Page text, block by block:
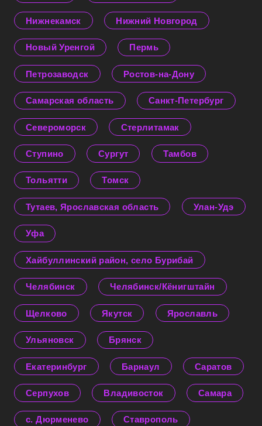
Нижнекамск Нижний Новгород
Новый Уренгой Пермь
Петрозаводск Ростов-на-Дону
Самарская область Санкт-Петербург
Североморск Стерлитамак
Ступино Сургут Тамбов
Тольятти Томск
Тутаев, Ярославская область Улан-Удэ
Уфа
Хайбуллинский район, село Бурибай
Челябинск Челябинск/Кёнигштайн
Щелково Якутск Ярославль
Ульяновск Брянск
Екатеринбург Барнаул Саратов
Серпухов Владивосток Самара
с. Дюрменево Ставрополь